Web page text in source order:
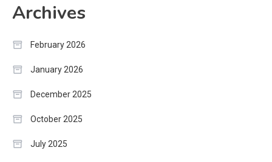
Archives
February 2026
January 2026
December 2025
October 2025
July 2025